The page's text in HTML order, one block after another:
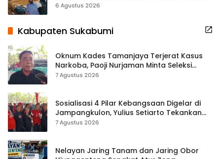
Terbuka Beri Data
6 Agustus 2026
Kabupaten Sukabumi
Oknum Kades Tamanjaya Terjerat Kasus
Narkoba, Paoji Nurjaman Minta Seleksi
Calon Kades Diperketat
7 Agustus 2026
Sosialisasi 4 Pilar Kebangsaan Digelar di
Jampangkulon, Yulius Setiarto Tekankan
Pentingnya Persatuan
7 Agustus 2026
Nelayan Jaring Tanam dan Jaring Obor